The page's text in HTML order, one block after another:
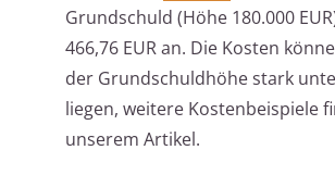
Grundschuld (Höhe 180.000
466,76 EUR an. Die Kosten
der Grundschuldhöhe stark
liegen, weitere Kostenbeispiele
unserem Artikel.